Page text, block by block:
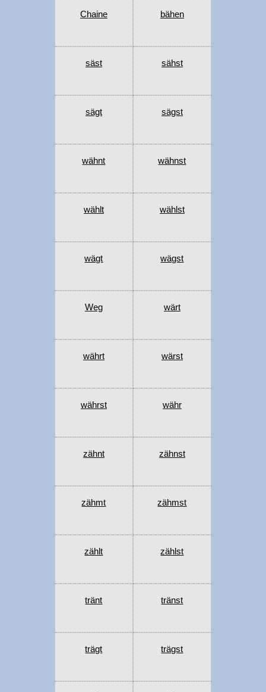
Chaine bähen
säst sähst
sägt sägst
wähnt wähnst
wählt wählst
wägt wägst
Weg wärt
währt wärst
währst währ
zähnt zähnst
zähmt zähmst
zählt zählst
tränt tränst
trägt trägst